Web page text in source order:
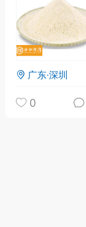
节返乡期间“闪
急提示
0
广东·深圳
0